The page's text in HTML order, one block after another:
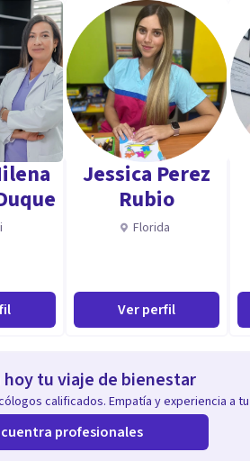
brindo terapia online en español para
países. Mi objetivo es que el
la distancia.
Jessica Perez
Rubio
Florida
Ver perfil
hoy tu viaje de bienestar
calificados. Empatía y experiencia a
profesionales